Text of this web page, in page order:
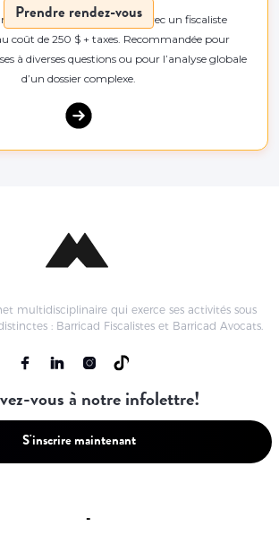
Prendre rendez-vous
rencontre de 55 minutes avec un fiscaliste
coût de 250 $ + taxes. Recommandée pour
à diverses questions ou pour l’analyse globale
d’un dossier complexe.
multidisciplinaire qui exerce ses activités sous
: Barricad Fiscalistes et Barricad Avocats.
vous à notre infolettre!
S'inscrire maintenant
-